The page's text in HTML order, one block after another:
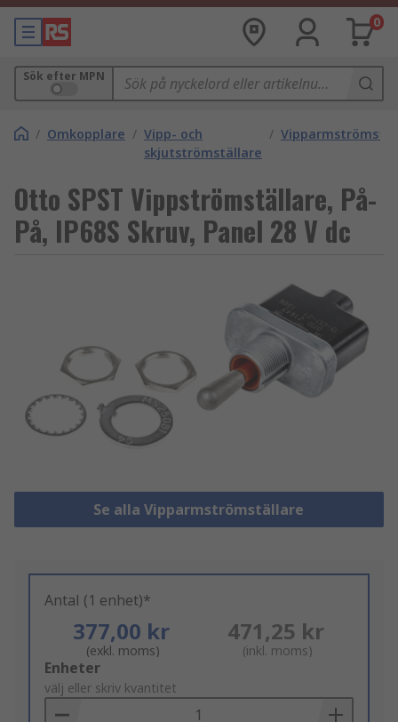
0
Sök efter MPN
/ Omkopplare / Vipp- och
skjutströmställare
/
Otto SPST Vippströmställare, På-
På, IP68S Skruv, Panel 28 V dc
Se alla Vipparmströmställare
Antal (1 enhet)*
377,00 kr
(exkl. moms)
471,25 kr
(inkl. moms)
Add
to
Basket
Enheter
välj eller skriv kvantitet